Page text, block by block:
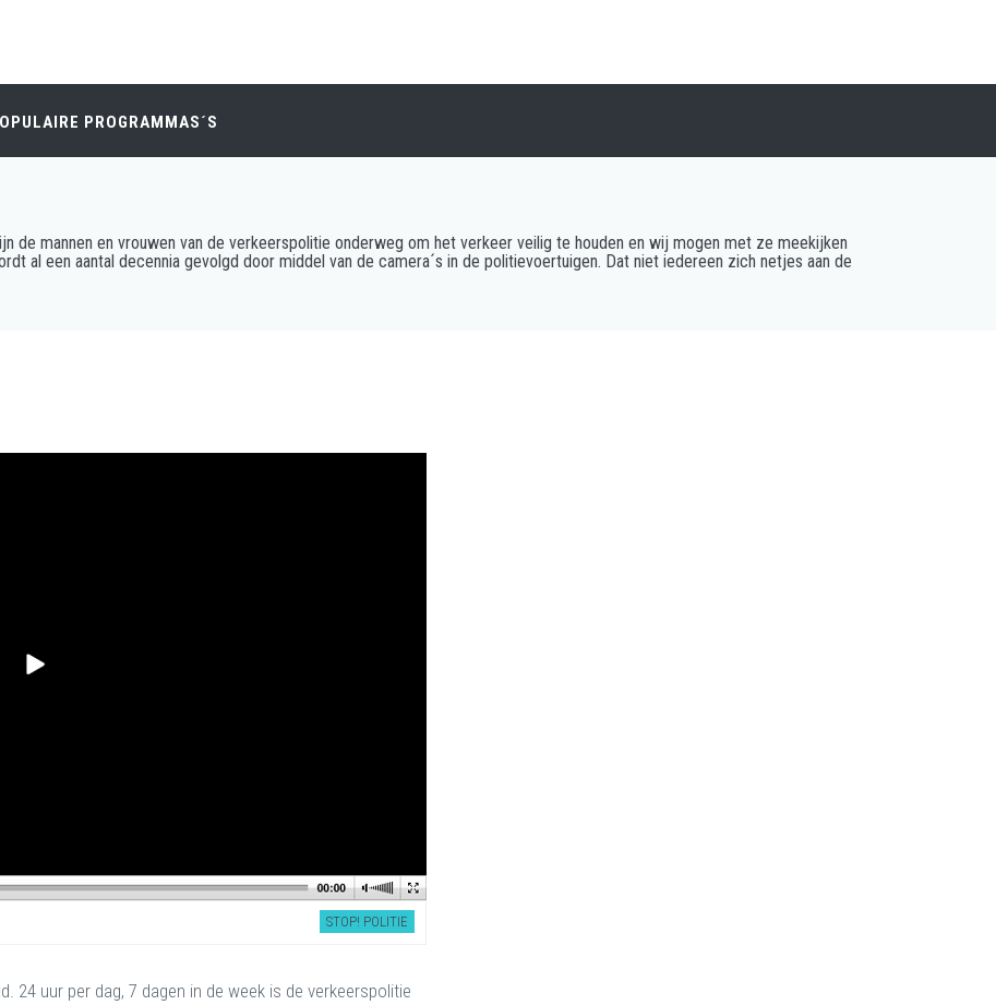
PROGRAMMAS´S
de mannen en vrouwen van de verkeerspolitie onderweg om het verkeer veilig te houden en wij mogen met ze meekijken
al een aantal decennia gevolgd door middel van de camera´s in de politievoertuigen. Dat niet iedereen zich netjes aan de
STOP! POLITIE
24 uur per dag, 7 dagen in de week is de verkeerspolitie